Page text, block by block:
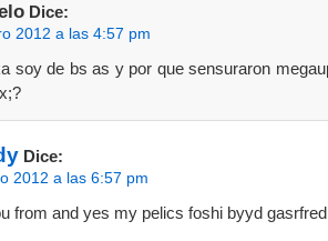
Dice:
2012 a las 4:57 pm
soy de bs as y por que sensuraron
Dice:
2012 a las 6:57 pm
from and yes my pelics foshi byyd